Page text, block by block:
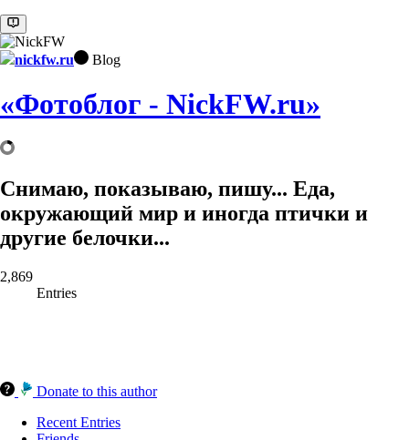
nickfw.ru Blog
«Фотоблог - NickFW.ru»
Снимаю, показываю, пишу... Еда,
окружающий мир и иногда птички и
другие белочки...
2,869
Entries
Donate to this author
Recent Entries